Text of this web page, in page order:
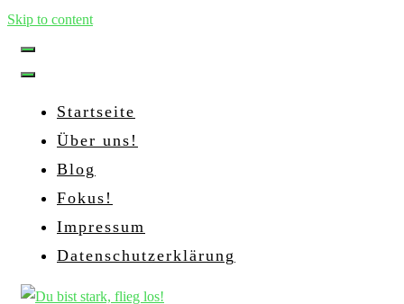
Skip to content
Startseite
Über uns!
Blog
Fokus!
Impressum
Datenschutzerklärung